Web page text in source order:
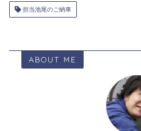
担当池尾のご納車
ABOUT ME